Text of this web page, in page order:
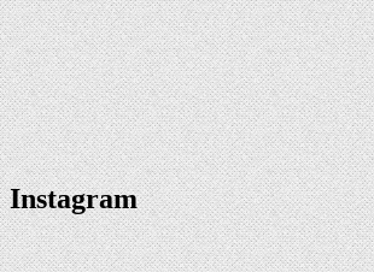
Instagram